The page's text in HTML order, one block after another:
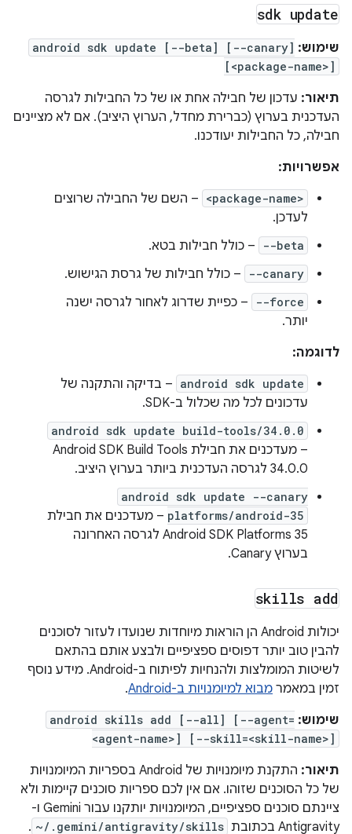
sdk update
שימוש: android sdk update [--beta] [--canary]
[<package-name>]
תיאור: עדכון של חבילה אחת או של כל החבילות לגרסה
העדכנית בערוץ (כברירת מחדל, הערוץ היציב). אם לא מציינים
חבילה, כל החבילות יעודכנו.
אפשרויות:
<package-name> – השם של החבילה שרוצים
לעדכן.
--beta – כולל חבילות בטא.
--canary – כולל חבילות של גרסת הגישוש.
--force
– כפיית שדרוג לאחור לגרסה ישנה
יותר.
לדוגמה:
android sdk update – בדיקה והתקנה של
עדכונים לכל מה שכלול ב-SDK.
android sdk update build-tools/34.0.0
– מעדכנים את חבילת Android SDK Build Tools
34.0.0 לגרסה העדכנית ביותר בערוץ היציב.
android sdk update --canary
platforms/android-35 – מעדכנים את חבילת
Android SDK Platforms 35 לגרסה האחרונה
בערוץ Canary.
skills add
יכולות Android הן הוראות מיוחדות שנועדו לעזור לסוכנים
להבין טוב יותר דפוסים ספציפיים ולבצע אותם בהתאם
לשיטות המומלצות ולהנחיות לפיתוח ב-Android. מידע נוסף
זמין במאמר מבוא למיומנויות ב-Android
.
שימוש: android skills add [--all] [--agent=
<agent-name>] [--skill=<skill-name>]
תיאור:
התקנת מיומנויות של Android בספריות המיומנויות
של כל הסוכנים שזוהו. אם אין לכם ספריות סוכנים קיימות ולא
ציינתם סוכנים ספציפיים, המיומנויות יותקנו עבור Gemini ו-
Antigravity בכתובת
~/.gemini/antigravity/skills
.